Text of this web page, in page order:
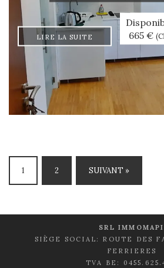
LIRE LA SUITE
665 €
1 2 SUIVANT »
SRL IMMOMAPI
SIÈGE SOCIAL: ROUTE DES
FERRIERES
TVA BE: